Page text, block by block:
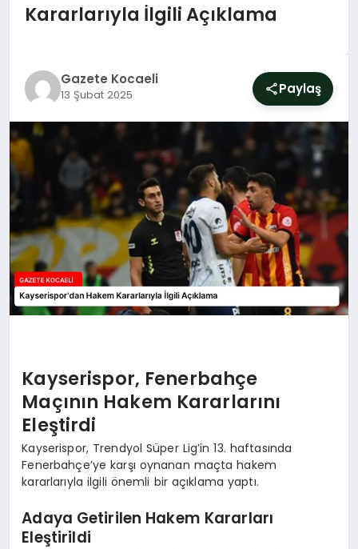
SPOR
SIYASET
YAŞAM
DÜNYA
SAĞLIK
EĞITIM
Kararlarıyla İlgili Açıklama
Gazete Kocaeli
13 Şubat 2025 Paylaş
Kayserispor, Fenerbahçe
Maçının Hakem Kararlarını
Eleştirdi
Kayserispor, Trendyol Süper Lig’in 13. haftasında
Fenerbahçe’ye karşı oynanan maçta hakem
kararlarıyla ilgili önemli bir açıklama yaptı.
Adaya Getirilen Hakem Kararları
Eleştirildi